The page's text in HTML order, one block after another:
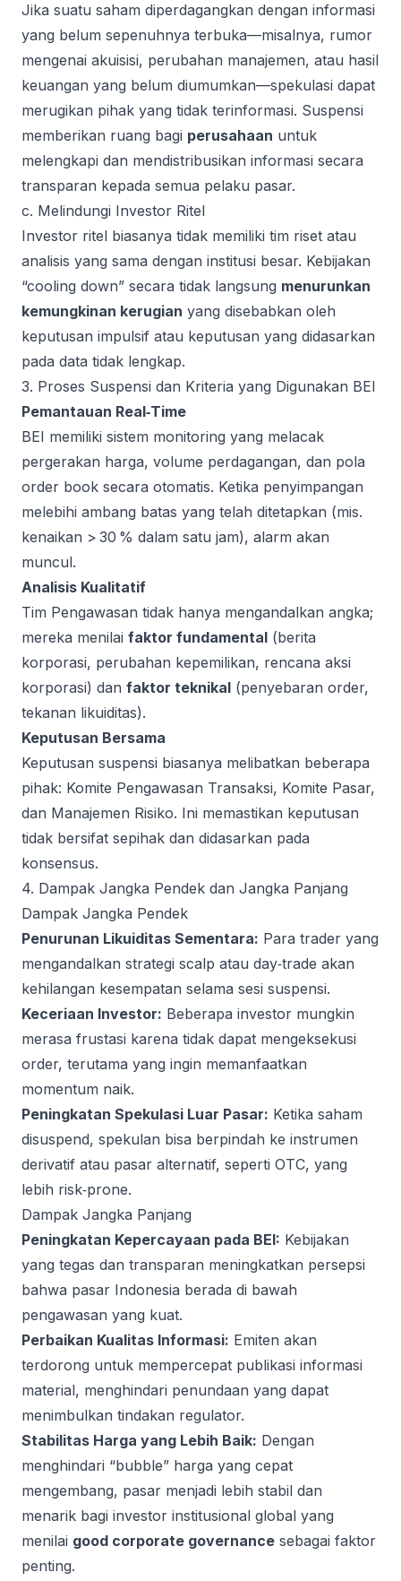
Jika suatu saham diperdagangkan dengan informasi
yang belum sepenuhnya terbuka—misalnya, rumor
mengenai akuisisi, perubahan manajemen, atau hasil
keuangan yang belum diumumkan—spekulasi dapat
merugikan pihak yang tidak terinformasi. Suspensi
memberikan ruang bagi perusahaan untuk
melengkapi dan mendistribusikan informasi secara
transparan kepada semua pelaku pasar.
c. Melindungi Investor Ritel
Investor ritel biasanya tidak memiliki tim riset atau
analisis yang sama dengan institusi besar. Kebijakan
“cooling down” secara tidak langsung menurunkan
kemungkinan kerugian yang disebabkan oleh
keputusan impulsif atau keputusan yang didasarkan
pada data tidak lengkap.
3. Proses Suspensi dan Kriteria yang Digunakan BEI
Pemantauan Real‑Time
BEI memiliki sistem monitoring yang melacak
pergerakan harga, volume perdagangan, dan pola
order book secara otomatis. Ketika penyimpangan
melebihi ambang batas yang telah ditetapkan (mis.
kenaikan > 30 % dalam satu jam), alarm akan
muncul.
Analisis Kualitatif
Tim Pengawasan tidak hanya mengandalkan angka;
mereka menilai faktor fundamental (berita
korporasi, perubahan kepemilikan, rencana aksi
korporasi) dan faktor teknikal (penyebaran order,
tekanan likuiditas).
Keputusan Bersama
Keputusan suspensi biasanya melibatkan beberapa
pihak: Komite Pengawasan Transaksi, Komite Pasar,
dan Manajemen Risiko. Ini memastikan keputusan
tidak bersifat sepihak dan didasarkan pada
konsensus.
4. Dampak Jangka Pendek dan Jangka Panjang
Dampak Jangka Pendek
Penurunan Likuiditas Sementara: Para trader yang
mengandalkan strategi scalp atau day‑trade akan
kehilangan kesempatan selama sesi suspensi.
Keceriaan Investor: Beberapa investor mungkin
merasa frustasi karena tidak dapat mengeksekusi
order, terutama yang ingin memanfaatkan
momentum naik.
Peningkatan Spekulasi Luar Pasar: Ketika saham
disuspend, spekulan bisa berpindah ke instrumen
derivatif atau pasar alternatif, seperti OTC, yang
lebih risk‑prone.
Dampak Jangka Panjang
Peningkatan Kepercayaan pada BEI: Kebijakan
yang tegas dan transparan meningkatkan persepsi
bahwa pasar Indonesia berada di bawah
pengawasan yang kuat.
Perbaikan Kualitas Informasi: Emiten akan
terdorong untuk mempercepat publikasi informasi
material, menghindari penundaan yang dapat
menimbulkan tindakan regulator.
Stabilitas Harga yang Lebih Baik: Dengan
menghindari “bubble” harga yang cepat
mengembang, pasar menjadi lebih stabil dan
menarik bagi investor institusional global yang
menilai good corporate governance sebagai faktor
penting.